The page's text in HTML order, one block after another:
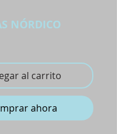
NÓRDICO
al carrito
ahora